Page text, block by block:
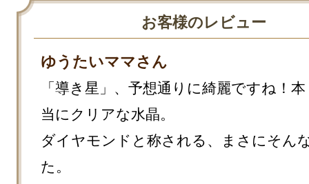
お客様のレビュー
ゆうたいママさん
「導き星」、予想通りに綺麗ですね！本
当にクリアな水晶。
ダイヤモンドと称される、まさにそん
た。